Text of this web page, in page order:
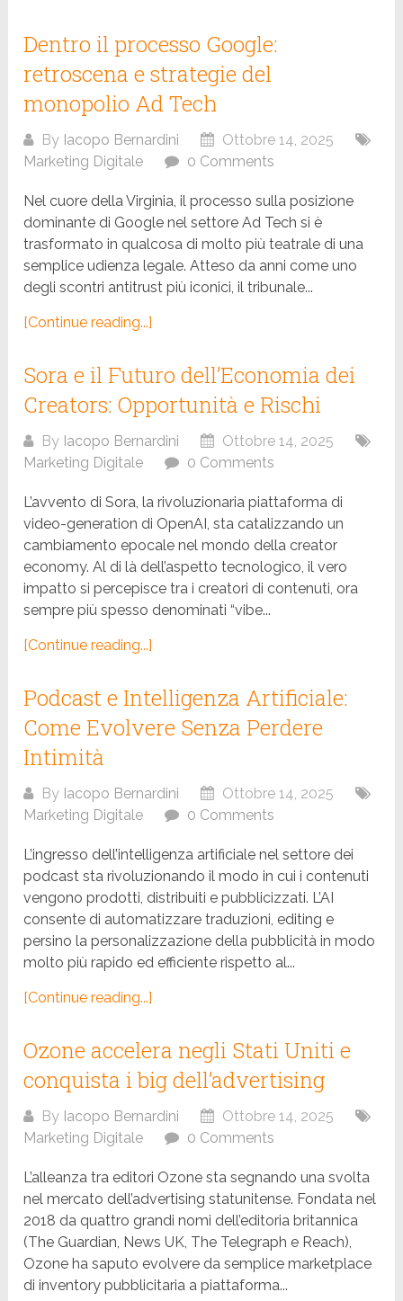
Dentro il processo Google:
retroscena e strategie del
monopolio Ad Tech
By Iacopo Bernardini
Ottobre 14, 2025
Marketing Digitale
0 Comments
Nel cuore della Virginia, il processo sulla posizione
dominante di Google nel settore Ad Tech si è
trasformato in qualcosa di molto più teatrale di una
semplice udienza legale. Atteso da anni come uno
degli scontri antitrust più iconici, il tribunale...
[Continue reading...]
Sora e il Futuro dell’Economia dei
Creators: Opportunità e Rischi
By Iacopo Bernardini
Ottobre 14, 2025
Marketing Digitale
0 Comments
L’avvento di Sora, la rivoluzionaria piattaforma di
video-generation di OpenAI, sta catalizzando un
cambiamento epocale nel mondo della creator
economy. Al di là dell’aspetto tecnologico, il vero
impatto si percepisce tra i creatori di contenuti, ora
sempre più spesso denominati “vibe...
[Continue reading...]
Podcast e Intelligenza Artificiale:
Come Evolvere Senza Perdere
Intimità
By Iacopo Bernardini
Ottobre 14, 2025
Marketing Digitale
0 Comments
L’ingresso dell’intelligenza artificiale nel settore dei
podcast sta rivoluzionando il modo in cui i contenuti
vengono prodotti, distribuiti e pubblicizzati. L’AI
consente di automatizzare traduzioni, editing e
persino la personalizzazione della pubblicità in modo
molto più rapido ed efficiente rispetto al...
[Continue reading...]
Ozone accelera negli Stati Uniti e
conquista i big dell’advertising
By Iacopo Bernardini
Ottobre 14, 2025
Marketing Digitale
0 Comments
L’alleanza tra editori Ozone sta segnando una svolta
nel mercato dell’advertising statunitense. Fondata nel
2018 da quattro grandi nomi dell’editoria britannica
(The Guardian, News UK, The Telegraph e Reach),
Ozone ha saputo evolvere da semplice marketplace
di inventory pubblicitaria a piattaforma...